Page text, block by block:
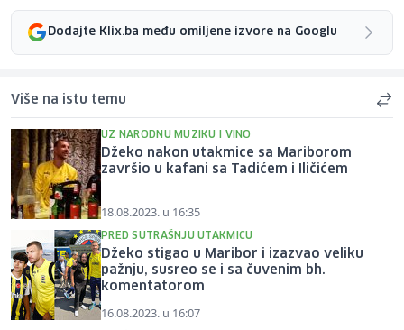
Dodajte Klix.ba među omiljene izvore na Googlu
Više na istu temu
UZ NARODNU MUZIKU I VINO
Džeko nakon utakmice sa Mariborom
završio u kafani sa Tadićem i Iličićem
18.08.2023. u 16:35
PRED SUTRAŠNJU UTAKMICU
Džeko stigao u Maribor i izazvao veliku
pažnju, susreo se i sa čuvenim bh.
komentatorom
16.08.2023. u 16:07